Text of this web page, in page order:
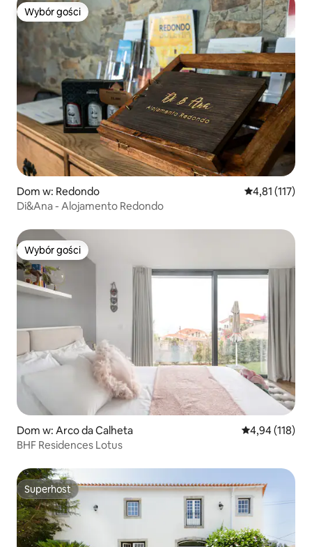
Wybór gości
Wybór gości
Dom w: Redondo Średnia
4,81 (117)
Di&Ana - Alojamento Redondo
Wybór gości
Wybór gości
Dom w: Arco da Calheta Średnia
4,94 (118)
BHF Residences Lotus
Superhost
Superhost